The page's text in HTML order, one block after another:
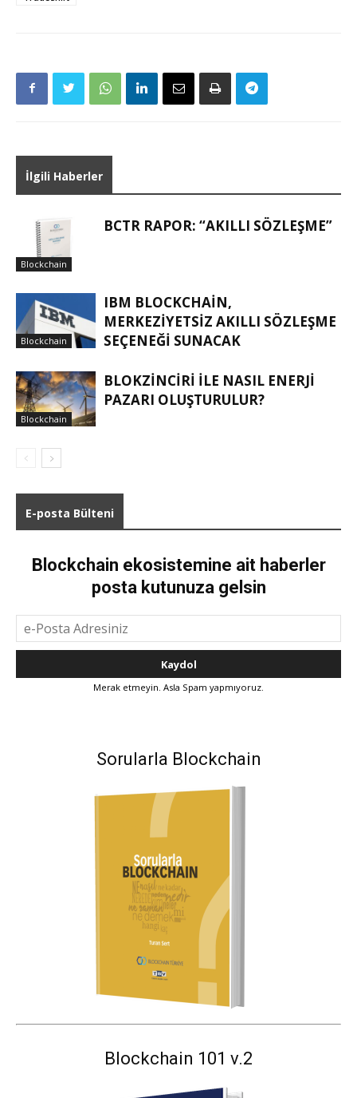
İlgili Haberler
Blockchain
BCTR RAPOR: “AKILLI SÖZLEŞME”
Blockchain
IBM BLOCKCHAIN,
MERKEZIYETSIZ AKILLI SÖZLEŞME
SEÇENEĞI SUNACAK
Blockchain
BLOKZINCIRI ILE NASIL ENERJI
PAZARI OLUŞTURULUR?
E-posta Bülteni
Blockchain ekosistemine ait haberler
posta kutunuza gelsin
Merak etmeyin. Asla Spam yapmıyoruz.
Sorularla Blockchain
Blockchain 101 v.2